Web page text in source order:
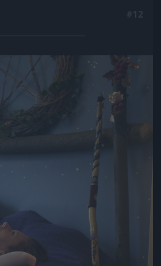
még kép!